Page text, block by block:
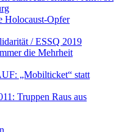
Holocaust-Opfer
/ ESSQ 2019
die Mehrheit
„Mobilticket“ statt
Truppen Raus aus